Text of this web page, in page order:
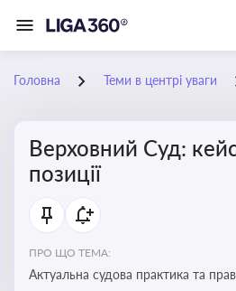
Головна Теми в центрі уваги
Верховний Суд:
позиції
ПРО ЩО ТЕМА:
Актуальна судова практика та